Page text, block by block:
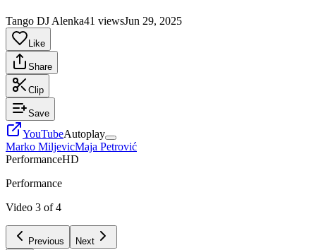
Tango DJ Alenka41 viewsJun 29, 2025
Like
Share
Clip
Save
YouTubeAutoplay
Marko MiljevicMaja Petrović
PerformanceHD
Performance
Video 3 of 4
Previous Next